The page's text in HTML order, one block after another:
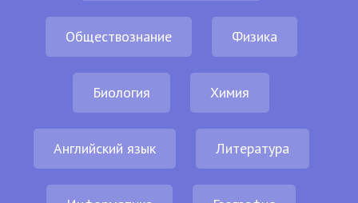
Обществознание Физика
Биология Химия
Английский язык Литература